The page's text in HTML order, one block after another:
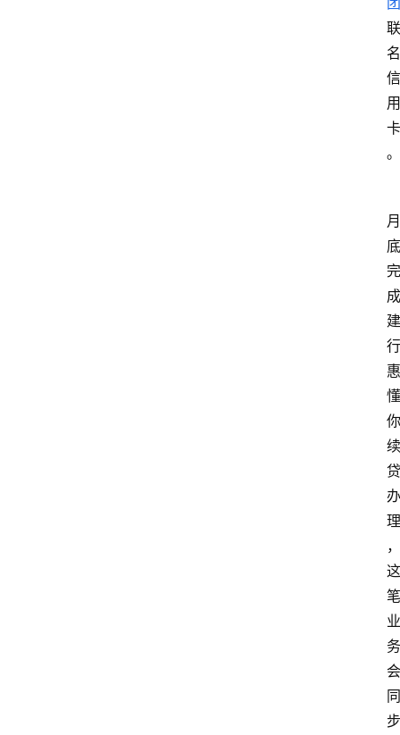
联
名
信
用
卡
。
月
底
完
成
建
行
惠
懂
你
续
贷
办
理
，
这
笔
业
务
会
同
步